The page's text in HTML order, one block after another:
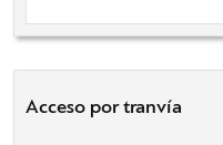
Acceso por tranvía